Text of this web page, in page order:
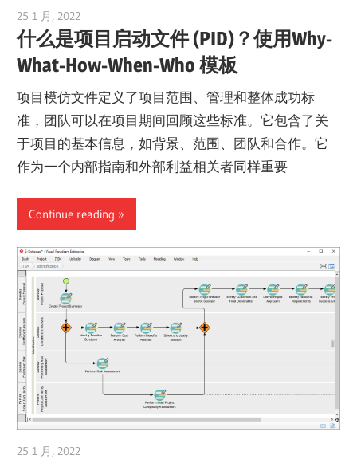
25 1 月, 2022
什么是项目启动文件 (PID)？使用Why-
What-How-When-Who 模板
项目模仿文件定义了项目范围、管理和整体成功标
准，团队可以在项目期间回顾这些标准。它包含了关
于项目的基本信息，如背景、范围、团队和合作。它
作为一个内部指南和外部利益相关者同样重要
Continue reading
25 1 月, 2022